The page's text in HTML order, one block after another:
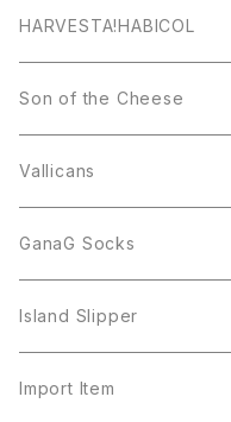
HARVESTA!HABICOL
Son of the Cheese
Vallicans
GanaG Socks
Island Slipper
Import Item